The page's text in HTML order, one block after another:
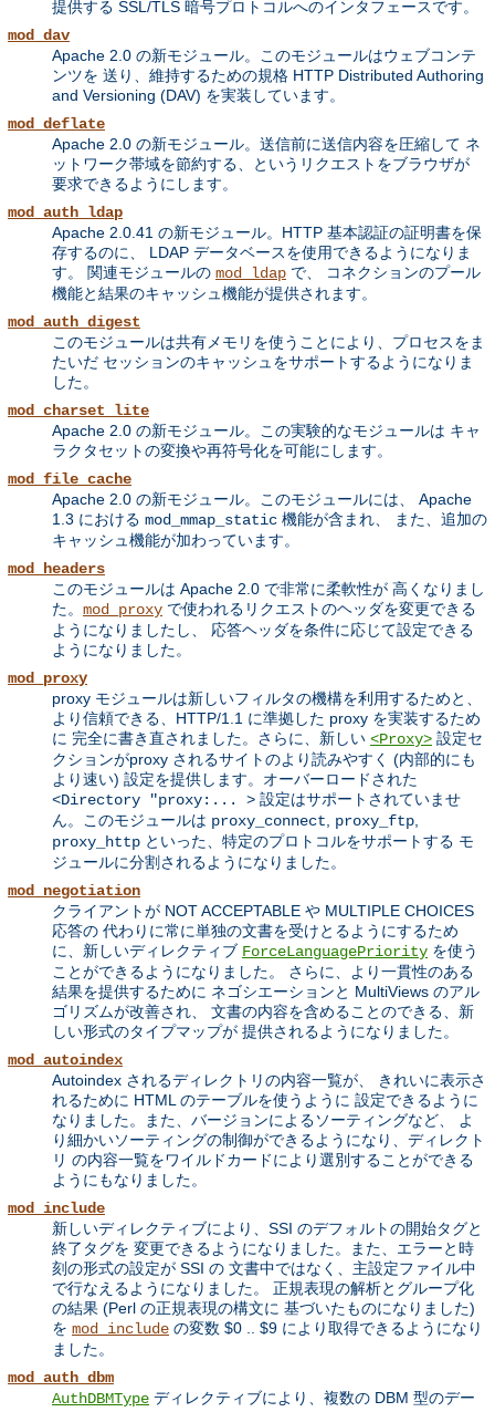
提供する SSL/TLS 暗号プロトコルへのインタフェースです。
mod_dav
Apache 2.0 の新モジュール。このモジュールはウェブコンテ
ンツを 送り、維持するための規格 HTTP Distributed Authoring
and Versioning (DAV) を実装しています。
mod_deflate
Apache 2.0 の新モジュール。送信前に送信内容を圧縮して ネ
ットワーク帯域を節約する、というリクエストをブラウザが
要求できるようにします。
mod_auth_ldap
Apache 2.0.41 の新モジュール。HTTP 基本認証の証明書を保
存するのに、 LDAP データベースを使用できるようになりま
す。 関連モジュールの mod_ldap で、 コネクションのプール
機能と結果のキャッシュ機能が提供されます。
mod_auth_digest
このモジュールは共有メモリを使うことにより、プロセスをま
たいだ セッションのキャッシュをサポートするようになりま
した。
mod_charset_lite
Apache 2.0 の新モジュール。この実験的なモジュールは キャ
ラクタセットの変換や再符号化を可能にします。
mod_file_cache
Apache 2.0 の新モジュール。このモジュールには、 Apache
1.3 における mod_mmap_static 機能が含まれ、 また、追加の
キャッシュ機能が加わっています。
mod_headers
このモジュールは Apache 2.0 で非常に柔軟性が 高くなりまし
た。 mod_proxy で使われるリクエストのヘッダを変更できる
ようになりましたし、 応答ヘッダを条件に応じて設定できる
ようになりました。
mod_proxy
proxy モジュールは新しいフィルタの機構を利用するためと、
より信頼できる、HTTP/1.1 に準拠した proxy を実装するため
に 完全に書き直されました。さらに、新しい <Proxy> 設定セ
クションがproxy されるサイトのより読みやすく (内部的にも
より速い) 設定を提供します。オーバーロードされた
<Directory "proxy:... > 設定はサポートされていませ
ん。このモジュールは proxy_connect, proxy_ftp,
proxy_http といった、特定のプロトコルをサポートする モ
ジュールに分割されるようになりました。
mod_negotiation
クライアントが NOT ACCEPTABLE や MULTIPLE CHOICES
応答の 代わりに常に単独の文書を受けとるようにするため
に、新しいディレクティブ ForceLanguagePriority を使う
ことができるようになりました。 さらに、より一貫性のある
結果を提供するために ネゴシエーションと MultiViews のアル
ゴリズムが改善され、 文書の内容を含めることのできる、新
しい形式のタイプマップが 提供されるようになりました。
mod_autoindex
Autoindex されるディレクトリの内容一覧が、 きれいに表示さ
れるために HTML のテーブルを使うように 設定できるように
なりました。また、バージョンによるソーティングなど、 よ
り細かいソーティングの制御ができるようになり、ディレクト
リ の内容一覧をワイルドカードにより選別することができる
ようにもなりました。
mod_include
新しいディレクティブにより、SSI のデフォルトの開始タグと
終了タグを 変更できるようになりました。また、エラーと時
刻の形式の設定が SSI の 文書中ではなく、主設定ファイル中
で行なえるようになりました。 正規表現の解析とグループ化
の結果 (Perl の正規表現の構文に 基づいたものになりました)
を mod_include の変数 $0 .. $9 により取得できるようになり
ました。
mod_auth_dbm
AuthDBMType ディレクティブにより、複数の DBM 型のデー